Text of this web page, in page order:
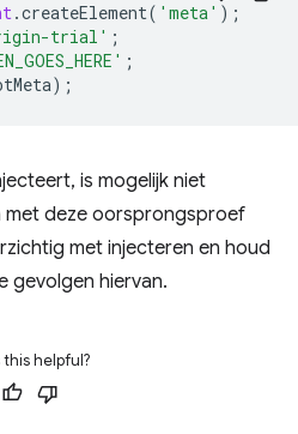
.createElement( 'meta' );
trial' ;
;
);
is mogelijk niet
deze oorsprongsproef
met injecteren en houd
gevolgen hiervan.
this helpful?